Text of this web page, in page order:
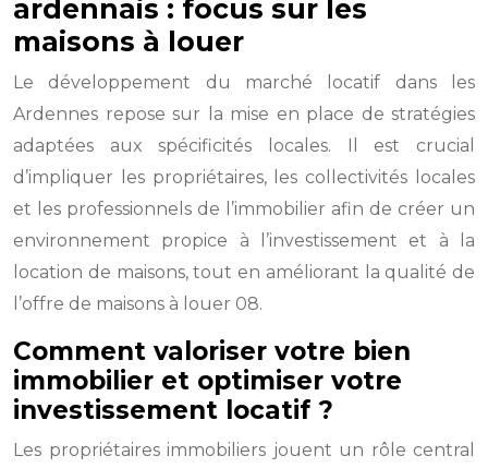
ardennais : focus sur les
maisons à louer
Le développement du marché locatif dans les
Ardennes repose sur la mise en place de stratégies
adaptées aux spécificités locales. Il est crucial
d’impliquer les propriétaires, les collectivités locales
et les professionnels de l’immobilier afin de créer un
environnement propice à l’investissement et à la
location de maisons, tout en améliorant la qualité de
l’offre de maisons à louer 08.
Comment valoriser votre bien
immobilier et optimiser votre
investissement locatif ?
Les propriétaires immobiliers jouent un rôle central